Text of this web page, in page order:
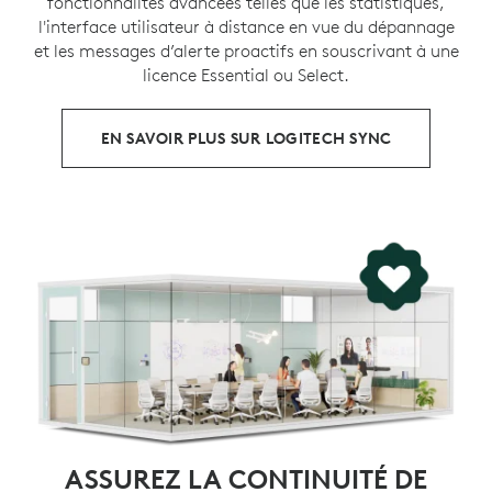
l'interface utilisateur à distance en vue du dépannage
et les messages d’alerte proactifs en souscrivant à une
licence Essential ou Select.
EN SAVOIR PLUS SUR LOGITECH SYNC
ASSUREZ LA CONTINUITÉ DE